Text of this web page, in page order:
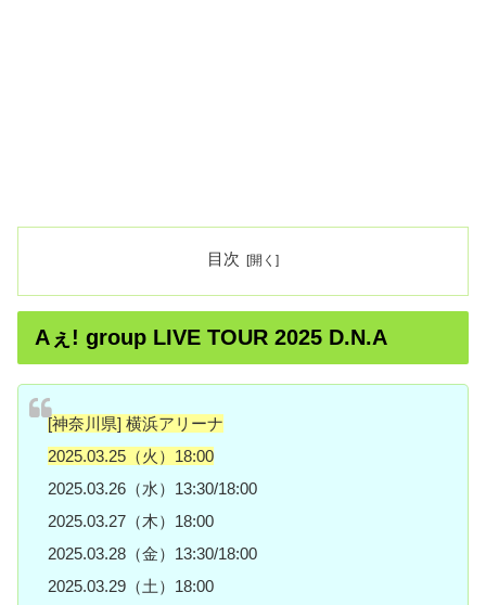
目次
Aぇ! group LIVE TOUR 2025 D.N.A
[神奈川県] 横浜アリーナ
2025.03.25（火）18:00
2025.03.26（水）13:30/18:00
2025.03.27（木）18:00
2025.03.28（金）13:30/18:00
2025.03.29（土）18:00